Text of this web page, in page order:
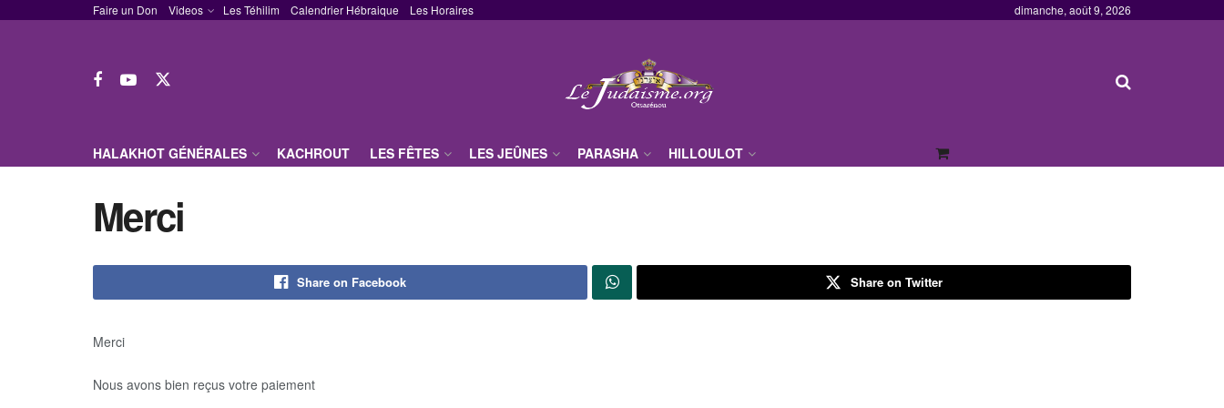
Faire un Don Videos Les Téhilim Calendrier Hébraique Les Horaires dimanche, août 9, 2026
HALAKHOT GÉNÉRALES KACHROUT LES FÊTES LES JEÛNES PARASHA HILLOULOT
Merci
Share on Facebook Share on Twitter
Merci
Nous avons bien reçus votre paiement